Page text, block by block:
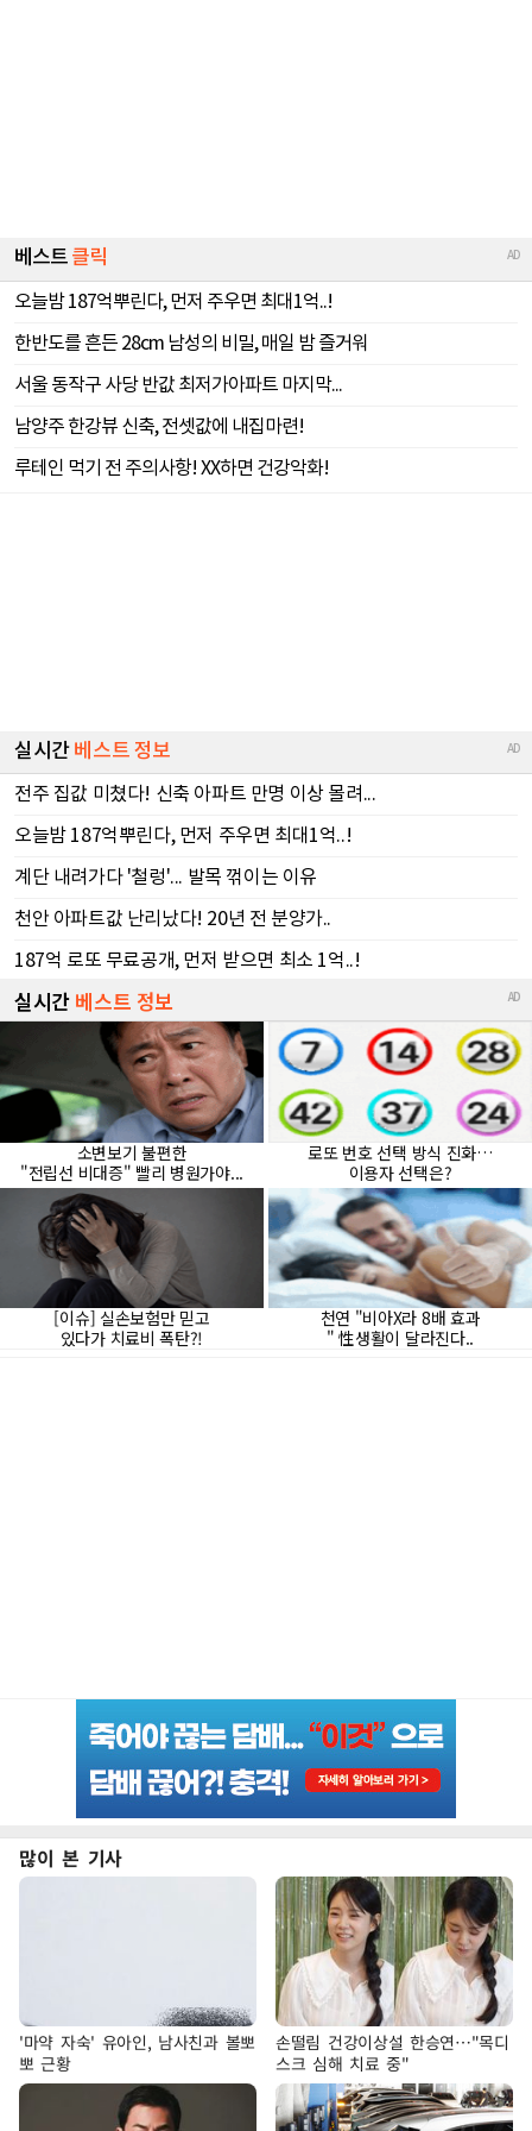
많이 본 기사
'마약 자숙' 유아인, 남사친과 볼뽀
뽀 근황
손떨림 건강이상설 한승연…"목디
스크 심해 치료 중"